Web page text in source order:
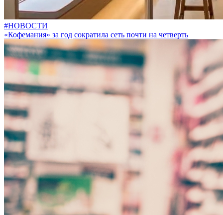
#НОВОСТИ
«Кофемания» за год сократила сеть почти на четверть